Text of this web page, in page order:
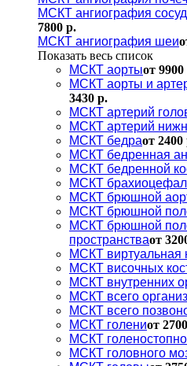
МСКТ ангиография
7800 р.
МСКТ ангиография шеи
Показать весь список
МСКТ аортыот 9900
МСКТ аорты и
3430 р.
МСКТ артерий
МСКТ артерий
МСКТ бедраот 2400
МСКТ бедренная
МСКТ бедренной
МСКТ
МСКТ брюшной
МСКТ брюшной
МСКТ брюшной
пространстваот
МСКТ виртуальная
МСКТ височных
МСКТ внутренних
МСКТ всего
МСКТ всего
МСКТ голениот
МСКТ
МСКТ головного